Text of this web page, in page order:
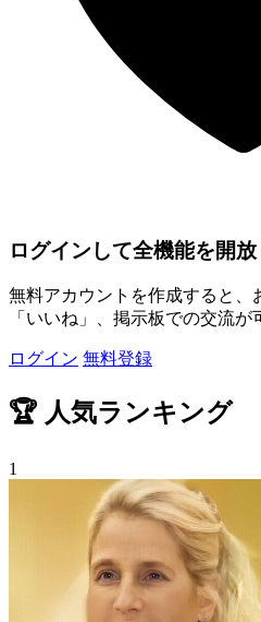
ログインして全機能を開放
無料アカウントを作成すると、
「いいね」、掲示板での交流が
ログイン 無料登録
🏆 人気ランキング
1